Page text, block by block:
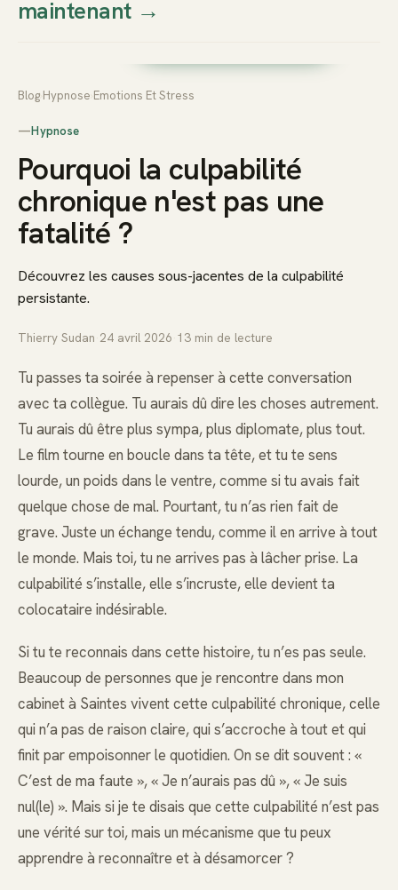
Thierry
Prendre rendez-vous dès
maintenant→
Blog Hypnose Emotions Et Stress
—Hypnose
Pourquoi la culpabilité
chronique n'est pas une
fatalité ?
Découvrez les causes sous-jacentes de la culpabilité
persistante.
Thierry Sudan 24 avril 2026 13 min de lecture
Tu passes ta soirée à repenser à cette conversation
avec ta collègue. Tu aurais dû dire les choses autrement.
Tu aurais dû être plus sympa, plus diplomate, plus tout.
Le film tourne en boucle dans ta tête, et tu te sens
lourde, un poids dans le ventre, comme si tu avais fait
quelque chose de mal. Pourtant, tu n’as rien fait de
grave. Juste un échange tendu, comme il en arrive à tout
le monde. Mais toi, tu ne arrives pas à lâcher prise. La
culpabilité s’installe, elle s’incruste, elle devient ta
colocataire indésirable.
Si tu te reconnais dans cette histoire, tu n’es pas seule.
Beaucoup de personnes que je rencontre dans mon
cabinet à Saintes vivent cette culpabilité chronique, celle
qui n’a pas de raison claire, qui s’accroche à tout et qui
finit par empoisonner le quotidien. On se dit souvent : «
C’est de ma faute », « Je n’aurais pas dû », « Je suis
nul(le) ». Mais si je te disais que cette culpabilité n’est pas
une vérité sur toi, mais un mécanisme que tu peux
apprendre à reconnaître et à désamorcer ?